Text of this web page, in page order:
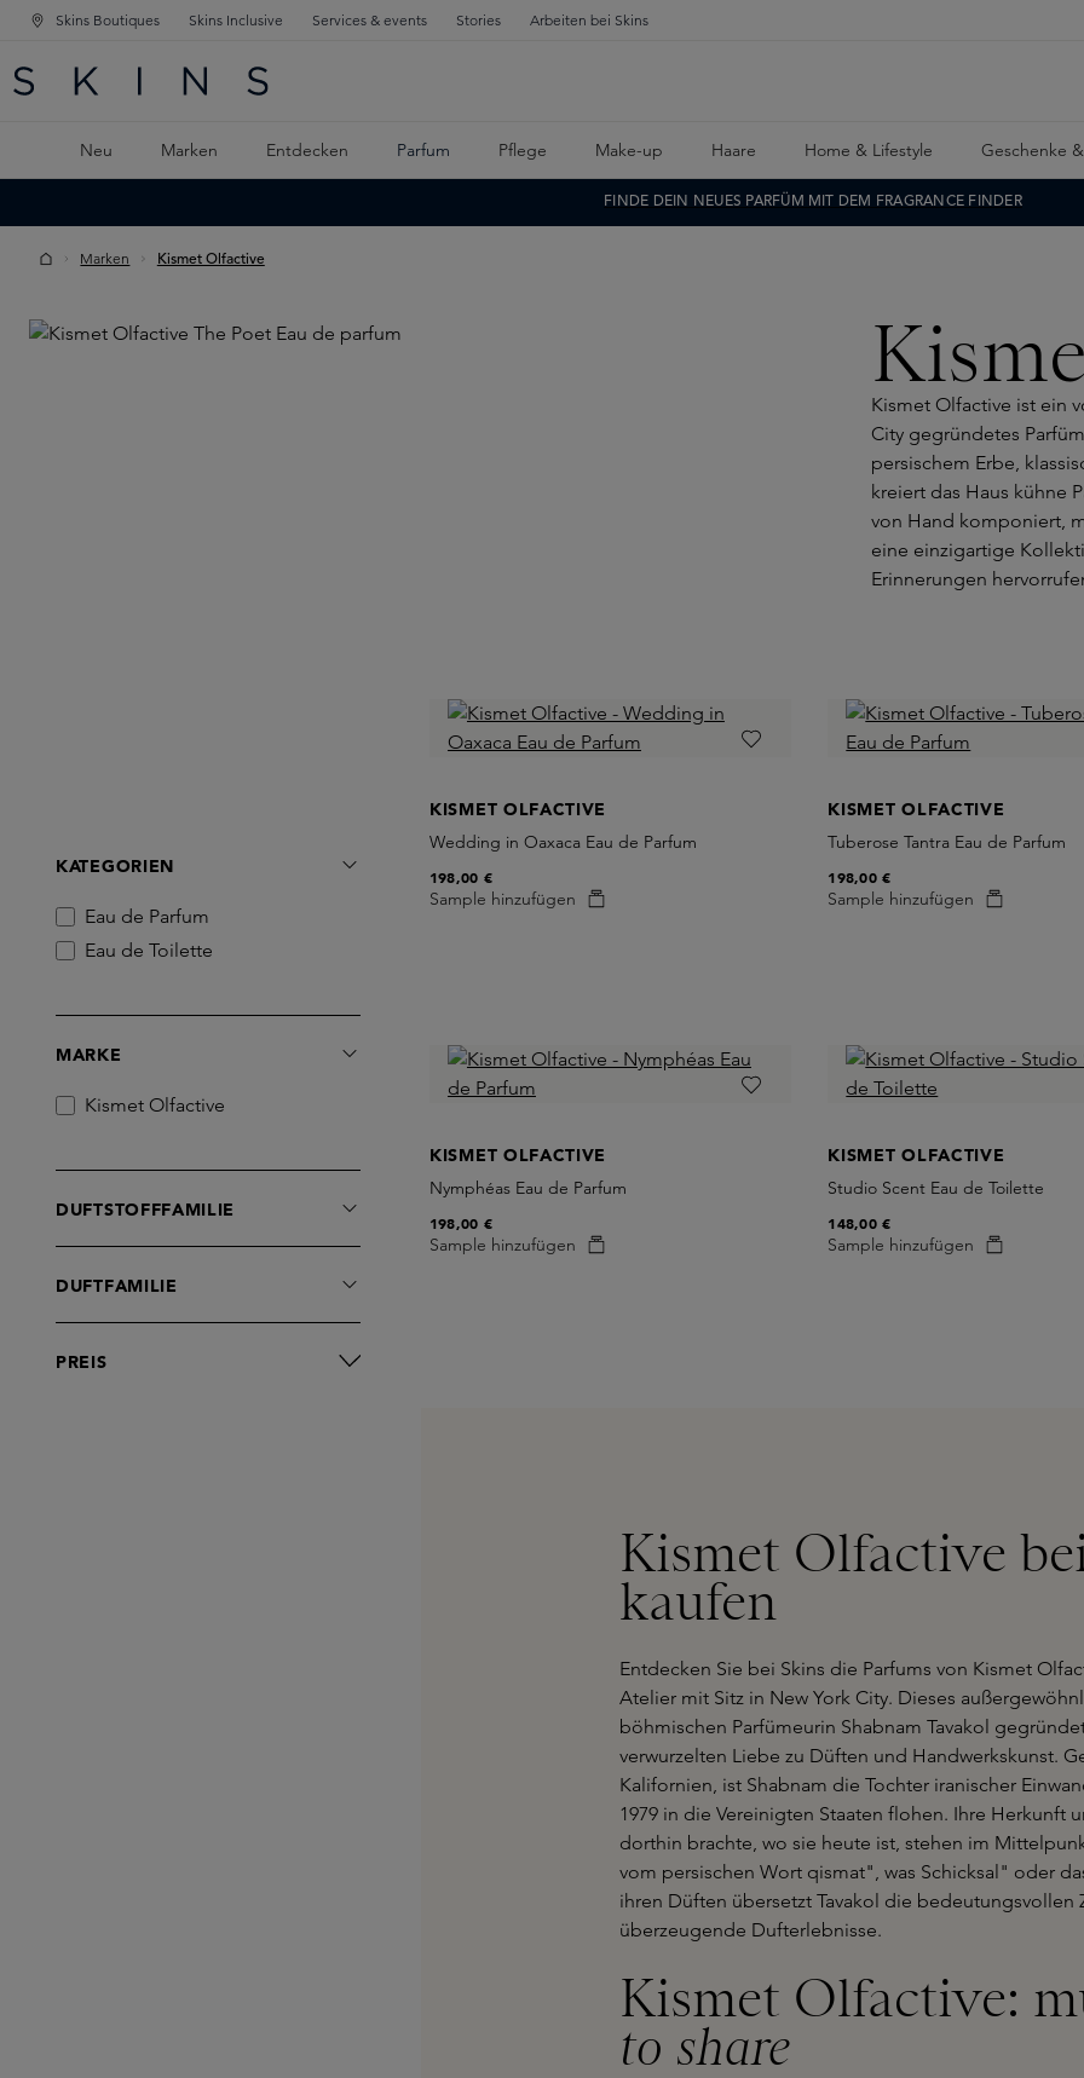
SPRINGEN
SPRINGEN
Skins Boutiques Skins Inclusive Services & events Stories Arbeiten bei Skins
Neu Marken Entdecken Parfum Pflege Make-up Haare Home & Lifestyle Geschenke
FINDE DEIN NEUES PARFÜM MIT DEM FRAGRANCE FINDER
Marken Kismet Olfactive
Kismet Olfactive ist ein
City gegründetes
persischem Erbe,
kreiert das Haus kühne
von Hand komponiert,
eine einzigartige
Erinnerungen
KATEGORIEN
Eau de Parfum
Eau de Toilette
MARKE
Kismet Olfactive
DUFTSTOFFFAMILIE
DUFTFAMILIE
PREIS
KISMET OLFACTIVE
Wedding in Oaxaca Eau de Parfum
Sample hinzufügen
198,00 €
KISMET OLFACTIVE
Tuberose Tantra Eau de Parfum
Sample hinzufügen
198,00 €
KISMET OLFACTIVE
Nymphéas Eau de Parfum
Sample hinzufügen
198,00 €
KISMET OLFACTIVE
Studio Scent Eau de Toilette
Sample hinzufügen
148,00 €
Kismet Olfactive bei
kaufen
Entdecken Sie bei Skins die Parfums von Kismet
Atelier mit Sitz in New York City. Dieses
böhmischen Parfümeurin Shabnam Tavakol
verwurzelten Liebe zu Düften und Handwerkskunst.
Kalifornien, ist Shabnam die Tochter iranischer
1979 in die Vereinigten Staaten flohen. Ihre Herkunft
dorthin brachte, wo sie heute ist, stehen im
vom persischen Wort qismat", was Schicksal" oder
ihren Düften übersetzt Tavakol die bedeutungsvollen
überzeugende Dufterlebnisse.
Kismet Olfactive:
to share